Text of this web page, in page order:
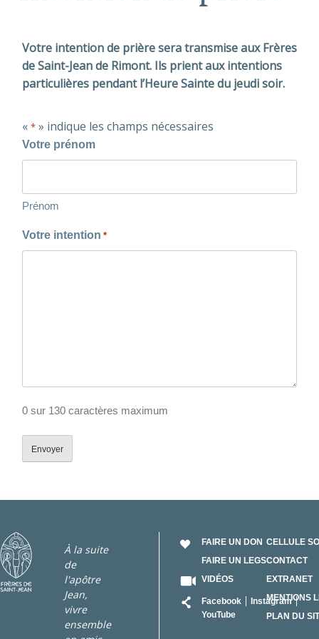
Votre intention de prière sera transmise aux Frères
de Saint-Jean de Rimont. Ils prient aux intentions
particulières pendant l’Heure Sainte du jeudi soir.
« * » indique les champs nécessaires
Votre prénom
Prénom
Votre intention *
0 sur 130 caractères maximum
À la suite
de
l'apôtre
Jean,
vivre
ensemble
FAIRE UN DON
FAIRE UN LEGS
VIDÉOS
Facebook
Instagram
YouTube
CELLULE
CONTACT
EXTRANET
MENTIONS
PLAN DU